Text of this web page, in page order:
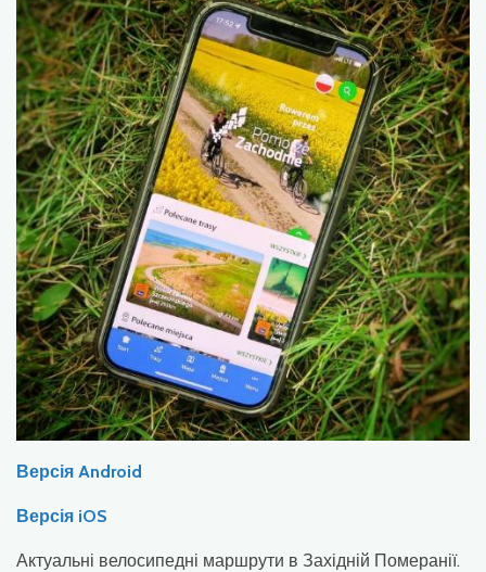
Версія Android
Версія iOS
Актуальні велосипедні маршрути в Західній Померанії.